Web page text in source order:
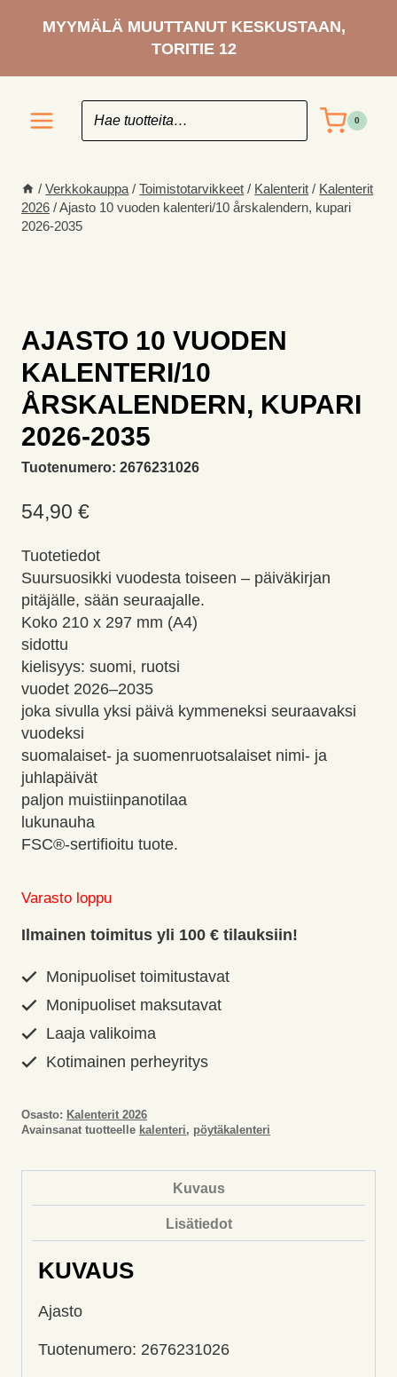
sisältöönMYYMÄLÄ MUUTTANUT KESKUSTAAN,
TORITIE 12
0
/ Verkkokauppa / Toimisto­tarvikkeet / Kalenterit / Kalenterit
2026 /Ajasto 10 vuoden kalenteri/10 årskalendern, kupari
2026-2035
AJASTO 10 VUODEN
KALENTERI/10
ÅRSKALENDERN, KUPARI
2026-2035
Tuotenumero: 2676231026
54,90 €
Tuotetiedot
Suursuosikki vuodesta toiseen – päiväkirjan
pitäjälle, sään seuraajalle.
Koko 210 x 297 mm (A4)
sidottu
kielisyys: suomi, ruotsi
vuodet 2026–2035
joka sivulla yksi päivä kymmeneksi seuraavaksi
vuodeksi
suomalaiset- ja suomenruotsalaiset nimi- ja
juhlapäivät
paljon muistiinpanotilaa
lukunauha
FSC®-sertifioitu tuote.
Varasto loppu
Ilmainen toimitus yli 100 € tilauksiin!
Monipuoliset toimitustavat
Monipuoliset maksutavat
Laaja valikoima
Kotimainen perheyritys
Osasto: Kalenterit 2026
Avainsanat tuotteelle kalenteri, pöytäkalenteri
Kuvaus
Lisätiedot
KUVAUS
Ajasto
Tuotenumero: 2676231026